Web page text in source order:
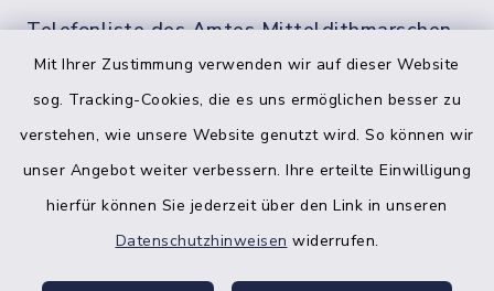
Mit Ihrer Zustimmung verwenden wir auf dieser Website
sog. Tracking-Cookies, die es uns ermöglichen besser zu
verstehen, wie unsere Website genutzt wird. So können wir
unser Angebot weiter verbessern. Ihre erteilte Einwilligung
hierfür können Sie jederzeit über den Link in unseren
Datenschutzhinweisen widerrufen.
Telefonliste des Amtes Mitteldithmarschen